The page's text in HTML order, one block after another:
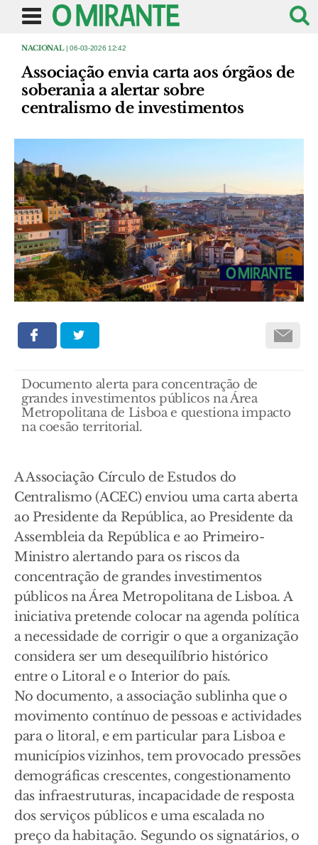
NACIONAL| 06-03-2026 12:42
Associação envia carta aos órgãos de
soberania a alertar sobre
centralismo de investimentos
Documento alerta para concentração de
grandes investimentos públicos na Área
Metropolitana de Lisboa e questiona impacto
na coesão territorial.
A Associação Círculo de Estudos do
Centralismo (ACEC) enviou uma carta aberta
ao Presidente da República, ao Presidente da
Assembleia da República e ao Primeiro-
Ministro alertando para os riscos da
concentração de grandes investimentos
públicos na Área Metropolitana de Lisboa. A
iniciativa pretende colocar na agenda política
a necessidade de corrigir o que a organização
considera ser um desequilíbrio histórico
entre o Litoral e o Interior do país.
No documento, a associação sublinha que o
movimento contínuo de pessoas e actividades
para o litoral, e em particular para Lisboa e
municípios vizinhos, tem provocado pressões
demográficas crescentes, congestionamento
das infraestruturas, incapacidade de resposta
dos serviços públicos e uma escalada no
preço da habitação. Segundo os signatários, o